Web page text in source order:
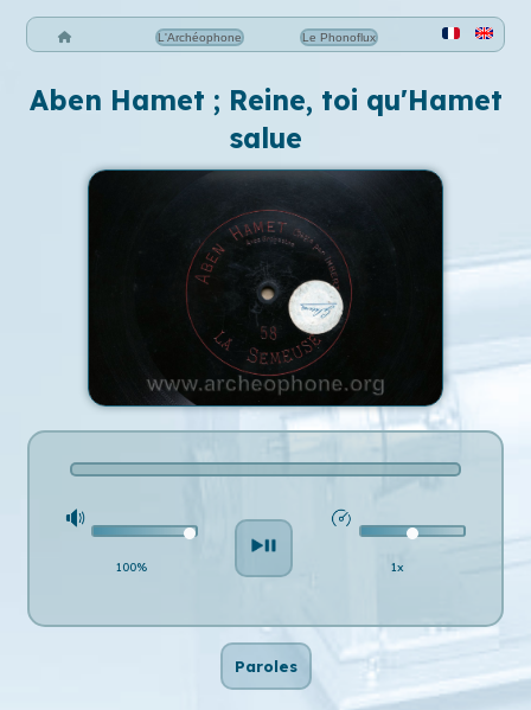
L'Archéophone Le Phonoflux
Aben Hamet ; Reine, toi qu'Hamet
salue
100% 1x
Paroles